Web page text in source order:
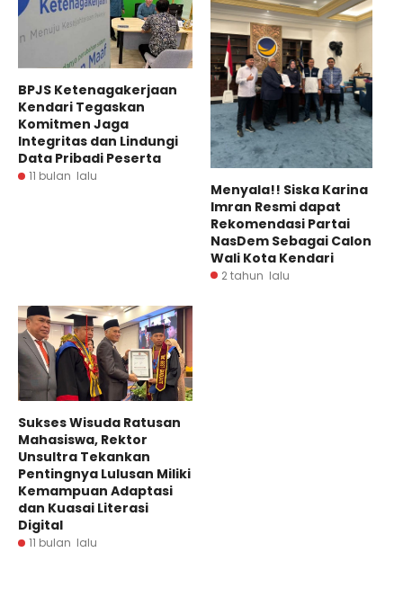
BPJS Ketenagakerjaan
Kendari Tegaskan
Komitmen Jaga
Integritas dan Lindungi
Data Pribadi Peserta
11 bulan lalu
Menyala!! Siska Karina
Imran Resmi dapat
Rekomendasi Partai
NasDem Sebagai Calon
Wali Kota Kendari
2 tahun lalu
Sukses Wisuda Ratusan
Mahasiswa, Rektor
Unsultra Tekankan
Pentingnya Lulusan Miliki
Kemampuan Adaptasi
dan Kuasai Literasi
Digital
11 bulan lalu